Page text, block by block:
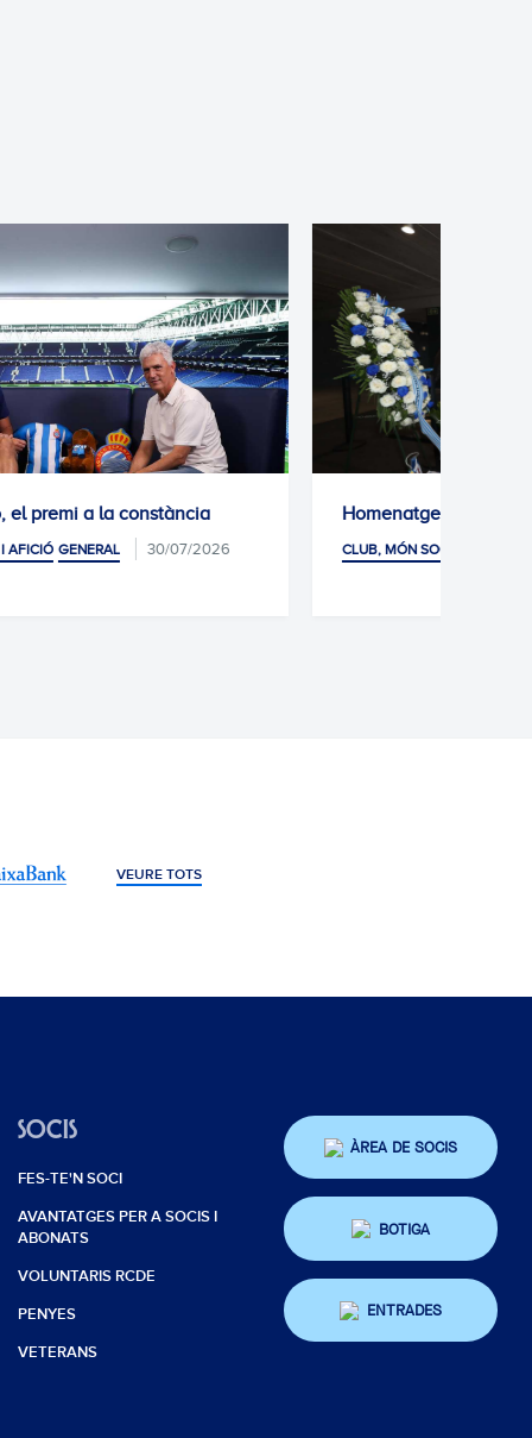
Homenatge a Dani Jarque
CLUB, MÓN SOCIAL I AFICIÓ 05/08/2026
VEURE TOTS
SOCIS
FES-TE'N SOCI
AVANTATGES PER A SOCIS I
ABONATS
VOLUNTARIS RCDE
PENYES
VETERANS
ÀREA DE SOCIS
BOTIGA
ENTRADES